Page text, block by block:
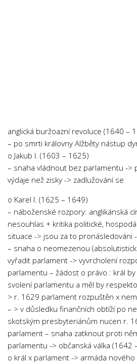
Informatika
Jazyky
Marketing
Němčina
Občanská nauka
Právo
Psychologie a Sociologie
Společenské vědy
Technika
Účetnictví
Zdravotnictví
anglická buržoazní revoluce (1640 –
– po smrti královny Alžběty nástup
o Jakub I. (1603 – 1625)
– snaha vládnout bez parlamentu ->
výdaje než zisky -> zadlužování se
o Karel I. (1625 – 1649)
– náboženské rozpory: anglikánská
nesouhlas + kritika politické,
situace -> jsou za to pronásledováni
– snaha o neomezenou
vyřadit parlament -> vyvrcholení
parlamentu – žádost o právo : král
svolení parlamentu a měl by
> r. 1629 parlament rozpuštěn x
– > v důsledku finančních obtíží po
skotským presbyteriánům nucen r.
parlament – snaha zatknout proti
parlamentu -> občanská válka (1642
o král x parlament -> armáda